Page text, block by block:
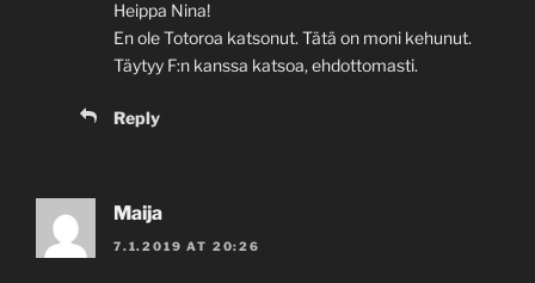
Heippa Nina!
En ole Totoroa katsonut. Tätä on moni kehunut.
Täytyy F:n kanssa katsoa, ehdottomasti.
Reply
Maija
7.1.2019 AT 20:26